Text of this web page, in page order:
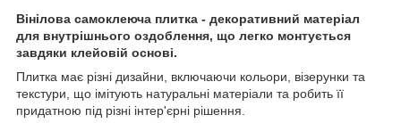
Вінілова самоклеюча плитка - декоративний матеріал
для внутрішнього оздоблення, що легко монтується
завдяки клейовій основі.
Плитка має різні дизайни, включаючи кольори, візерунки та
текстури, що імітують натуральні матеріали та робить її
придатною під різні інтер'єрні рішення.